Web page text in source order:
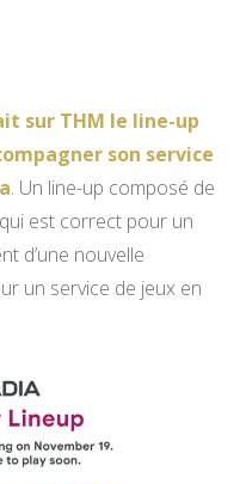
sur THM le line-up
son service
. Un line-up composé de
est correct pour un
d’une nouvelle
un service de jeux en